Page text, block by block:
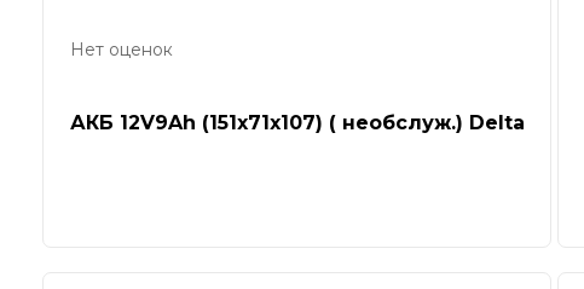
Нет оценок
АКБ 12V9Ah (151х71х107) ( необслуж.) Delta